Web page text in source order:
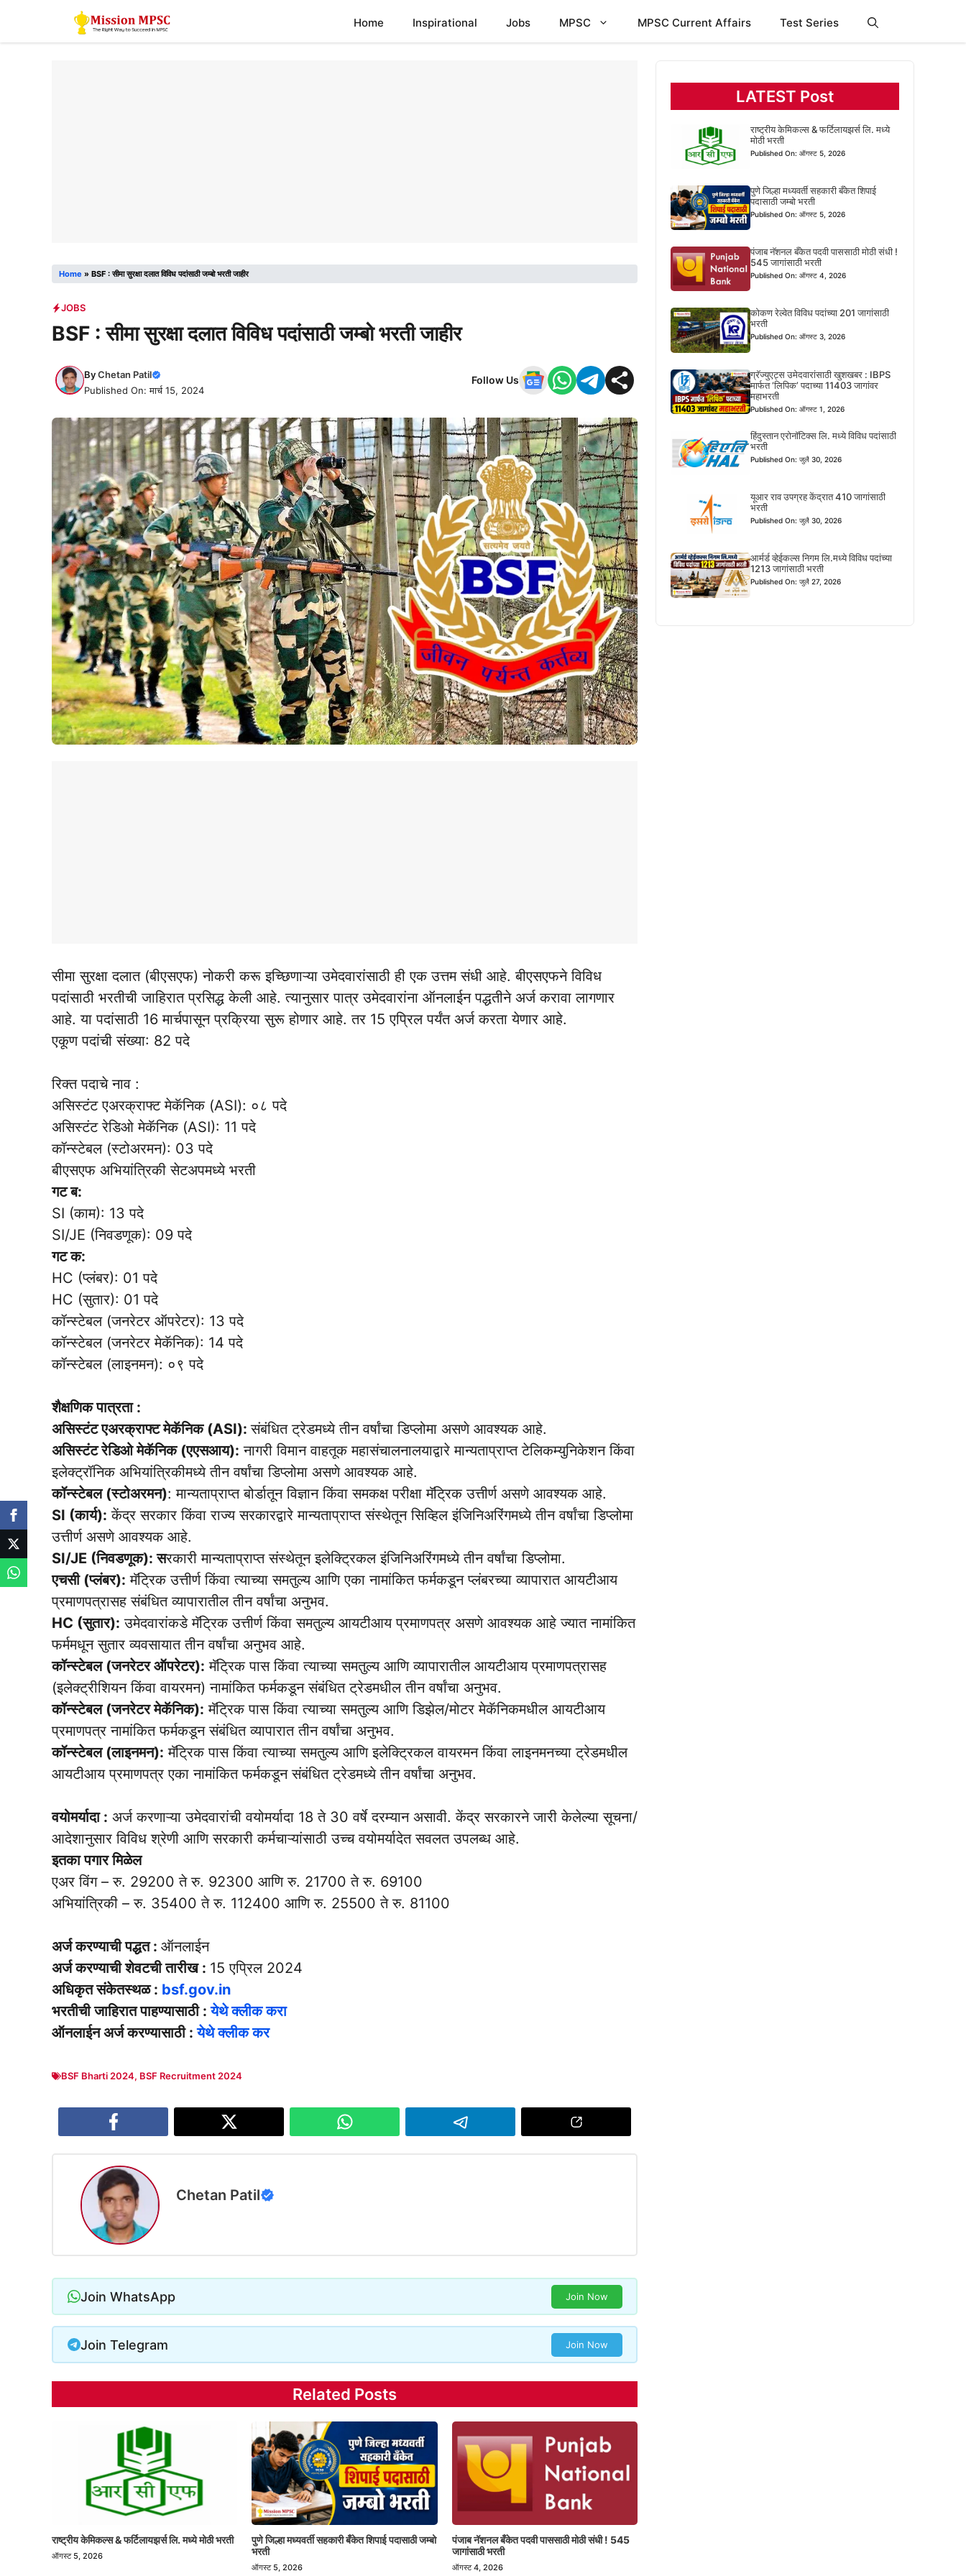
Home Inspirational Jobs MPSC MPSC Current Affairs Test Series
Home » BSF : सीमा सुरक्षा दलात विविध पदांसाठी जम्बो भरती जाहीर
JOBS
BSF : सीमा सुरक्षा दलात विविध पदांसाठी जम्बो भरती जाहीर
ByChetan Patil
Published On: मार्च 15, 2024
Follow Us
सीमा सुरक्षा दलात (बीएसएफ) नोकरी करू इच्छिणाऱ्या उमेदवारांसाठी ही एक उत्तम संधी आहे. बीएसएफने विविध
पदांसाठी भरतीची जाहिरात प्रसिद्ध केली आहे. त्यानुसार पात्र उमेदवारांना ऑनलाईन पद्धतीने अर्ज करावा लागणार
आहे. या पदांसाठी 16 मार्चपासून प्रक्रिया सुरू होणार आहे. तर 15 एप्रिल पर्यंत अर्ज करता येणार आहे.
एकूण पदांची संख्या: 82 पदे
रिक्त पदाचे नाव :
असिस्टंट एअरक्राफ्ट मेकॅनिक (ASI): ०८ पदे
असिस्टंट रेडिओ मेकॅनिक (ASI): 11 पदे
कॉन्स्टेबल (स्टोअरमन): 03 पदे
बीएसएफ अभियांत्रिकी सेटअपमध्ये भरती
गट ब:
SI (काम): 13 पदे
SI/JE (निवडणूक): 09 पदे
गट क:
HC (प्लंबर): 01 पदे
HC (सुतार): 01 पदे
कॉन्स्टेबल (जनरेटर ऑपरेटर): 13 पदे
कॉन्स्टेबल (जनरेटर मेकॅनिक): 14 पदे
कॉन्स्टेबल (लाइनमन): ०९ पदे
शैक्षणिक पात्रता :
असिस्टंट एअरक्राफ्ट मेकॅनिक (ASI):संबंधित ट्रेडमध्ये तीन वर्षांचा डिप्लोमा असणे आवश्यक आहे.
असिस्टंट रेडिओ मेकॅनिक (एएसआय): नागरी विमान वाहतूक महासंचालनालयाद्वारे मान्यताप्राप्त टेलिकम्युनिकेशन किंवा
इलेक्ट्रॉनिक अभियांत्रिकीमध्ये तीन वर्षांचा डिप्लोमा असणे आवश्यक आहे.
कॉन्स्टेबल (स्टोअरमन): मान्यताप्राप्त बोर्डातून विज्ञान किंवा समकक्ष परीक्षा मॅट्रिक उत्तीर्ण असणे आवश्यक आहे.
SI (कार्य): केंद्र सरकार किंवा राज्य सरकारद्वारे मान्यताप्राप्त संस्थेतून सिव्हिल इंजिनिअरिंगमध्ये तीन वर्षांचा डिप्लोमा
उत्तीर्ण असणे आवश्यक आहे.
SI/JE (निवडणूक): सरकारी मान्यताप्राप्त संस्थेतून इलेक्ट्रिकल इंजिनिअरिंगमध्ये तीन वर्षांचा डिप्लोमा.
एचसी (प्लंबर): मॅट्रिक उत्तीर्ण किंवा त्याच्या समतुल्य आणि एका नामांकित फर्मकडून प्लंबरच्या व्यापारात आयटीआय
प्रमाणपत्रासह संबंधित व्यापारातील तीन वर्षांचा अनुभव.
HC (सुतार): उमेदवारांकडे मॅट्रिक उत्तीर्ण किंवा समतुल्य आयटीआय प्रमाणपत्र असणे आवश्यक आहे ज्यात नामांकित
फर्ममधून सुतार व्यवसायात तीन वर्षांचा अनुभव आहे.
कॉन्स्टेबल (जनरेटर ऑपरेटर): मॅट्रिक पास किंवा त्याच्या समतुल्य आणि व्यापारातील आयटीआय प्रमाणपत्रासह
(इलेक्ट्रीशियन किंवा वायरमन) नामांकित फर्मकडून संबंधित ट्रेडमधील तीन वर्षांचा अनुभव.
कॉन्स्टेबल (जनरेटर मेकॅनिक): मॅट्रिक पास किंवा त्याच्या समतुल्य आणि डिझेल/मोटर मेकॅनिकमधील आयटीआय
प्रमाणपत्र नामांकित फर्मकडून संबंधित व्यापारात तीन वर्षांचा अनुभव.
कॉन्स्टेबल (लाइनमन): मॅट्रिक पास किंवा त्याच्या समतुल्य आणि इलेक्ट्रिकल वायरमन किंवा लाइनमनच्या ट्रेडमधील
आयटीआय प्रमाणपत्र एका नामांकित फर्मकडून संबंधित ट्रेडमध्ये तीन वर्षांचा अनुभव.
वयोमर्यादा : अर्ज करणाऱ्या उमेदवारांची वयोमर्यादा 18 ते 30 वर्षे दरम्यान असावी. केंद्र सरकारने जारी केलेल्या सूचना/
आदेशानुसार विविध श्रेणी आणि सरकारी कर्मचाऱ्यांसाठी उच्च वयोमर्यादेत सवलत उपलब्ध आहे.
इतका पगार मिळेल
एअर विंग – रु. 29200 ते रु. 92300 आणि रु. 21700 ते रु. 69100
अभियांत्रिकी – रु. 35400 ते रु. 112400 आणि रु. 25500 ते रु. 81100
अर्ज करण्याची पद्धत : ऑनलाईन
अर्ज करण्याची शेवटची तारीख : 15 एप्रिल 2024
अधिकृत संकेतस्थळ : bsf.gov.in
भरतीची जाहिरात पाहण्यासाठी :येथे क्लीक करा
ऑनलाईन अर्ज करण्यासाठी :येथे क्लीक कर
BSF Bharti 2024, BSF Recruitment 2024
Chetan Patil
Join WhatsApp Join Now
Join Telegram Join Now
Related Posts
राष्ट्रीय केमिकल्स & फर्टिलायझर्स लि. मध्ये मोठी भरती
ऑगस्ट 5, 2026
पुणे जिल्हा मध्यवर्ती सहकारी बँकेत शिपाई पदासाठी जम्बो
भरती
ऑगस्ट 5, 2026
पंजाब नॅशनल बँकेत पदवी पाससाठी मोठी संधी ! 545
जागांसाठी भरती
ऑगस्ट 4, 2026
LATEST Post
राष्ट्रीय केमिकल्स & फर्टिलायझर्स लि. मध्ये
मोठी भरती
Published On: ऑगस्ट 5, 2026
पुणे जिल्हा मध्यवर्ती सहकारी बँकेत शिपाई
पदासाठी जम्बो भरती
Published On: ऑगस्ट 5, 2026
पंजाब नॅशनल बँकेत पदवी पाससाठी मोठी संधी !
545 जागांसाठी भरती
Published On: ऑगस्ट 4, 2026
कोकण रेल्वेत विविध पदांच्या 201 जागांसाठी
भरती
Published On: ऑगस्ट 3, 2026
ग्रॅज्युएट्स उमेदवारांसाठी खुशखबर : IBPS
मार्फत ‘लिपिक’ पदाच्या 11403 जागांवर
महाभरती
Published On: ऑगस्ट 1, 2026
हिंदुस्तान एरोनॉटिक्स लि. मध्ये विविध पदांसाठी
भरती
Published On: जुलै 30, 2026
यूआर राव उपग्रह केंद्रात 410 जागांसाठी
भरती
Published On: जुलै 30, 2026
आर्मर्ड व्हेईकल्स निगम लि.मध्ये विविध पदांच्या
1213 जागांसाठी भरती
Published On: जुलै 27, 2026